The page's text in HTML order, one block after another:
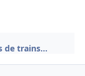
de trains...